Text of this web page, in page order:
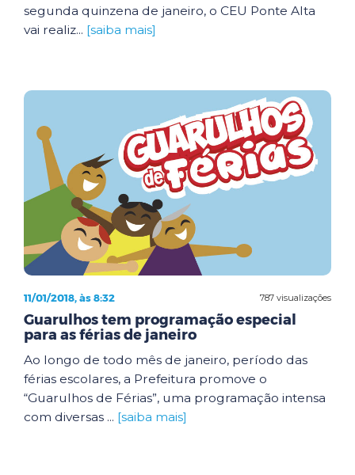
segunda quinzena de janeiro, o CEU Ponte Alta
vai realiz... [saiba mais]
787 visualizações
11/01/2018, às 8:32
Guarulhos tem programação especial
para as férias de janeiro
Ao longo de todo mês de janeiro, período das
férias escolares, a Prefeitura promove o
“Guarulhos de Férias”, uma programação intensa
com diversas ... [saiba mais]